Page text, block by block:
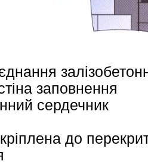
заповнення
сердечник
до